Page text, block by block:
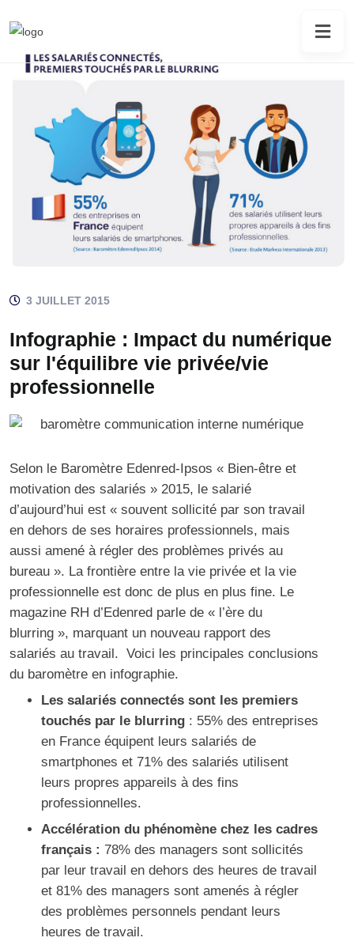
3 JUILLET 2015
Infographie : Impact du numérique
sur l'équilibre vie privée/vie
professionnelle
Selon le Baromètre Edenred-Ipsos « Bien-être et
motivation des salariés » 2015, le salarié
d’aujourd’hui est « souvent sollicité par son travail
en dehors de ses horaires professionnels, mais
aussi amené à régler des problèmes privés au
bureau ». La frontière entre la vie privée et la vie
professionnelle est donc de plus en plus fine. Le
magazine RH d’Edenred parle de « l’ère du
blurring », marquant un nouveau rapport des
salariés au travail. Voici les principales conclusions
du baromètre en infographie.
Les salariés connectés sont les premiers
touchés par le blurring : 55% des entreprises
en France équipent leurs salariés de
smartphones et 71% des salariés utilisent
leurs propres appareils à des fins
professionnelles.
Accélération du phénomène chez les cadres
français : 78% des managers sont sollicités
par leur travail en dehors des heures de travail
et 81% des managers sont amenés à régler
des problèmes personnels pendant leurs
heures de travail.